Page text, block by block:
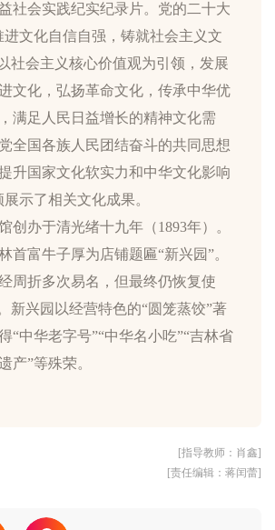
社会实践纪实纪录片。党的二十大
进文化自信自强，铸就社会主义文
社会主义核心价值观为引领，发展
文化，弘扬革命文化，传承中华优
满足人民日益增长的精神文化需
全国各族人民团结奋斗的共同思想
升国家文化软实力和中华文化影响
示了相关文化成果。
创办于清光绪十九年（1893年）。
首富牛子厚为店铺题匾“新兴园”。
周折多次易名，但最终仍恢复使
新兴园以经营特色的“圆笼蒸饺”著
“中华老字号”“中华名小吃”“吉林省
产”等殊荣。
[指导教师：肖鑫]
[责任编辑：蒋闰蕾]